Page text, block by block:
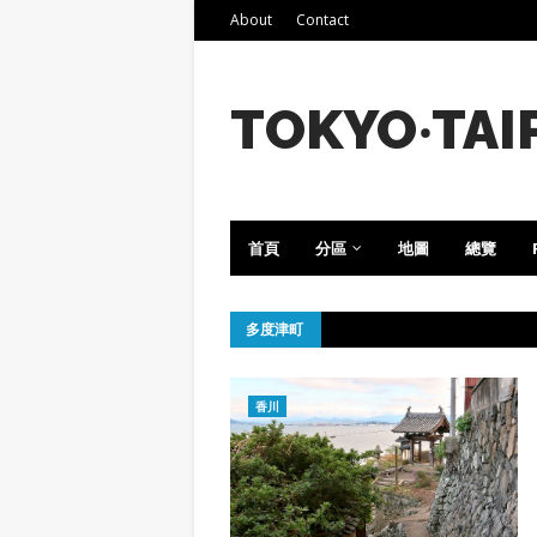
About Contact
首頁 分區 地圖 總覽
多度津町
香川